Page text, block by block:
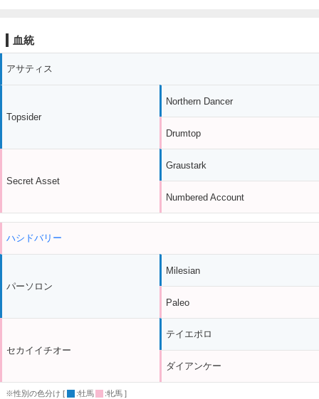
血統
アサティス
Topsider
Secret Asset
Northern Dancer
Drumtop
Graustark
Numbered Account
ハシドバリー
パーソロン
セカイイチオー
Milesian
Paleo
テイエポロ
ダイアンケー
※性別の色分け [ :牡馬 :牝馬 ]